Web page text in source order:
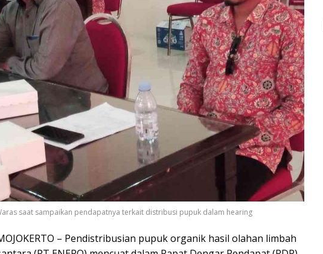
saat sampaikan pendapatnya terkait distribusi pupuk dalam hearing
– Pendistribusian pupuk organik hasil olahan limbah